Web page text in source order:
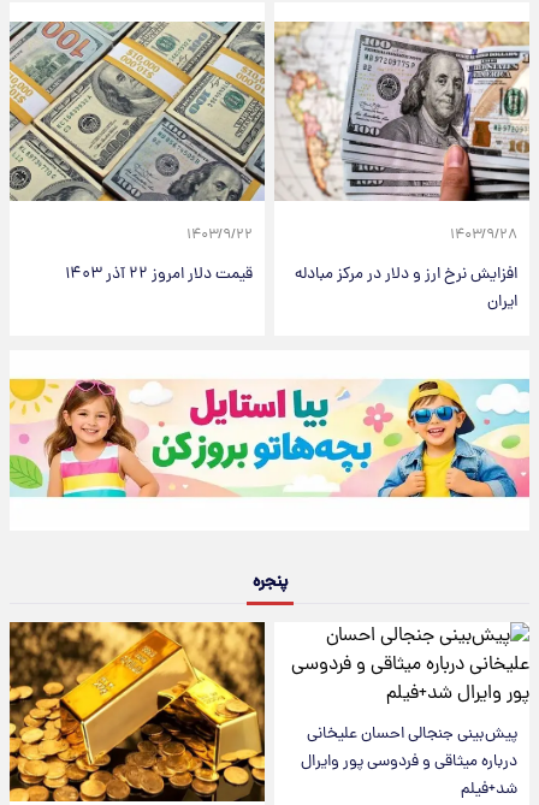
۱۴۰۳/۹/۲۸
افزایش نرخ ارز و دلار در مرکز مبادله
ایران
۱۴۰۳/۹/۲۲
قیمت دلار امروز ۲۲ آذر ۱۴۰۳
پنجره
پیش‌بینی جنجالی احسان علیخانی
درباره میثاقی و فردوسی پور وایرال
شد+فیلم